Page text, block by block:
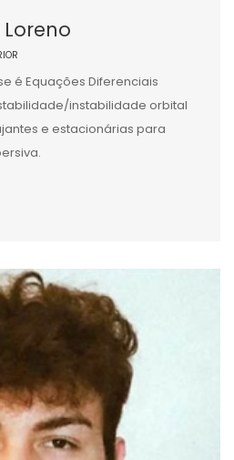
é Equações Diferenciais
instabilidade orbital
e estacionárias para